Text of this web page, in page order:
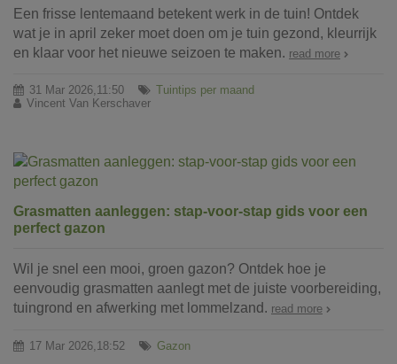
Een frisse lentemaand betekent werk in de tuin! Ontdek
wat je in april zeker moet doen om je tuin gezond, kleurrijk
en klaar voor het nieuwe seizoen te maken. read more
31 Mar 2026,11:50
Tuintips per maand
Vincent Van Kerschaver
Grasmatten aanleggen: stap-voor-stap gids voor een
perfect gazon
Wil je snel een mooi, groen gazon? Ontdek hoe je
eenvoudig grasmatten aanlegt met de juiste voorbereiding,
tuingrond en afwerking met lommelzand. read more
17 Mar 2026,18:52 Gazon